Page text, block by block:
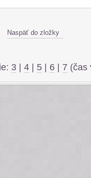
Naspäť do zložky
3 4 5 6 7 (čas